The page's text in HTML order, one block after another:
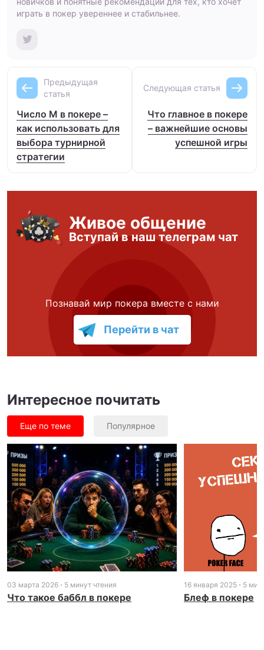
играть в покер увереннее и стабильнее.
Предыдущая
статья
Число М в покере –
как использовать для
выбора турнирной
стратегии
Следующая статья
Что главное в покере
– важнейшие основы
успешной игры
Живое общение
Вступай в наш телеграм чат
Познавай мир покера вместе с нами
Перейти в чат
Интересное почитать
Еще по теме Популярное
03 марта 2026 5 минут чтения
Что такое баббл в покере
16 января 2025 5
Блеф в покере